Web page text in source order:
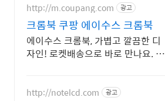
http://m.coupang.com 광고
크롬북 쿠팡 에이수스 크롬북
에이수스 크롬북, 가볍고 깔끔한 디
자인! 로켓배송으로 바로 만나요. 스
요.
http://notelcd.com 광고